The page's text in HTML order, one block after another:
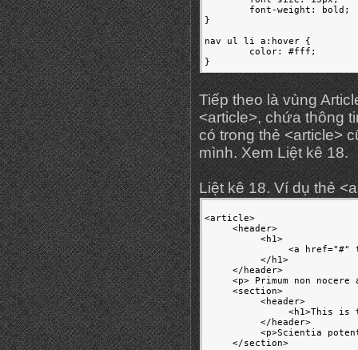
}
nav ul li a:hover {
}
Tiếp theo là vùng
<article>, chứa thông
có trong thẻ <article>
mình. Xem Liệt kê 18.
Liệt kê 18. Ví dụ thẻ
<article>
     <header>
          <h1>
<a href="#"
          </h1>
     </header>
<p> Primum non nocere
     <section>
          <header>
<h1>This is
          </header>
<p>Scientia
     </section>